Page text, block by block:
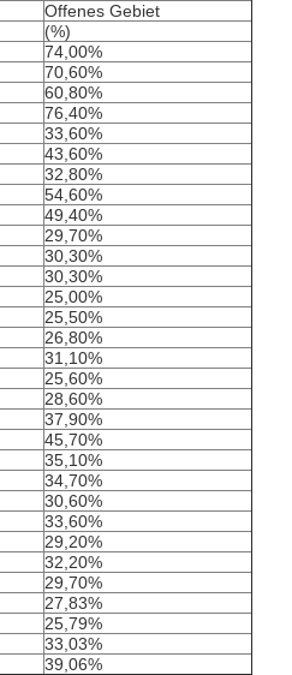
Offenes Gebiet
(%)
74,00%
70,60%
60,80%
76,40%
33,60%
43,60%
32,80%
54,60%
49,40%
29,70%
30,30%
30,30%
25,00%
25,50%
26,80%
31,10%
25,60%
28,60%
37,90%
45,70%
35,10%
34,70%
30,60%
33,60%
29,20%
32,20%
29,70%
27,83%
25,79%
33,03%
39,06%